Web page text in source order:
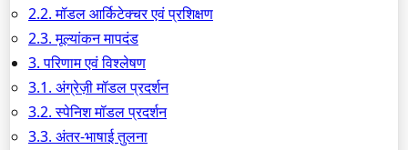
2.2. मॉडल आर्किटेक्चर एवं प्रशिक्षण
2.3. मूल्यांकन मापदंड
3. परिणाम एवं विश्लेषण
3.1. अंग्रेज़ी मॉडल प्रदर्शन
3.2. स्पेनिश मॉडल प्रदर्शन
3.3. अंतर-भाषाई तुलना